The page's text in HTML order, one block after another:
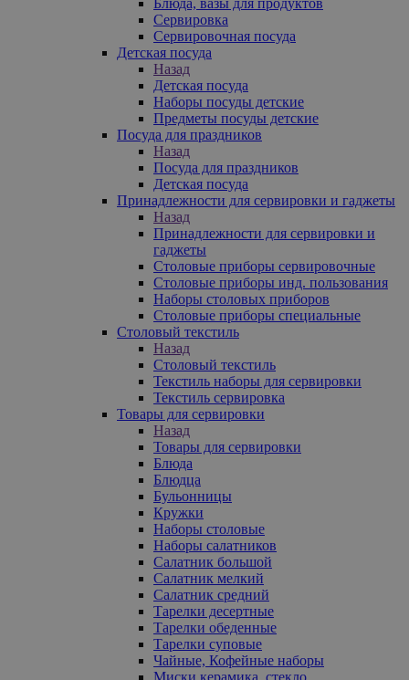
Сервировка
Сервировочная посуда
Детская посуда
Назад
Детская посуда
Наборы посуды детские
Предметы посуды детские
Посуда для праздников
Назад
Посуда для праздников
Детская посуда
Принадлежности для сервировки и гаджеты
Назад
Принадлежности для сервировки и
гаджеты
Столовые приборы сервировочные
Столовые приборы инд. пользования
Наборы столовых приборов
Столовые приборы специальные
Столовый текстиль
Назад
Столовый текстиль
Текстиль наборы для сервировки
Текстиль сервировка
Товары для сервировки
Назад
Товары для сервировки
Блюда
Блюдца
Бульонницы
Кружки
Наборы столовые
Наборы салатников
Салатник большой
Салатник мелкий
Салатник средний
Тарелки десертные
Тарелки обеденные
Тарелки суповые
Чайные, Кофейные наборы
Миски керамика, стекло